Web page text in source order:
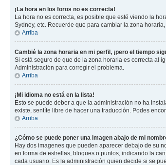
¡La hora en los foros no es correcta!
La hora no es correcta, es posible que esté viendo la
Sydney, etc. Recuerde que para cambiar la zona
Arriba
Cambié la zona horaria en mi perfil, ¡pero el tiempo
Si está seguro de que de la zona horaria es correcta al
Administración para corregir el problema.
Arriba
¡Mi idioma no está en la lista!
Esto se puede deber a que la administración no ha
existe, sentíte libre de hacer una traducción. Podes
Arriba
¿Cómo se puede poner una imagen abajo de mi
Hay dos imagenes que pueden aparecer debajo de su
en forma de estrellas, bloques o puntos, indicando la
cada usuario. Es la administración quien decide si se